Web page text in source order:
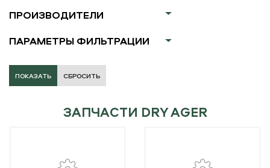
ПРОИЗВОДИТЕЛИ
ПАРАМЕТРЫ ФИЛЬТРАЦИИ
СБРОСИТЬ
ЗАПЧАСТИ DRY AGER